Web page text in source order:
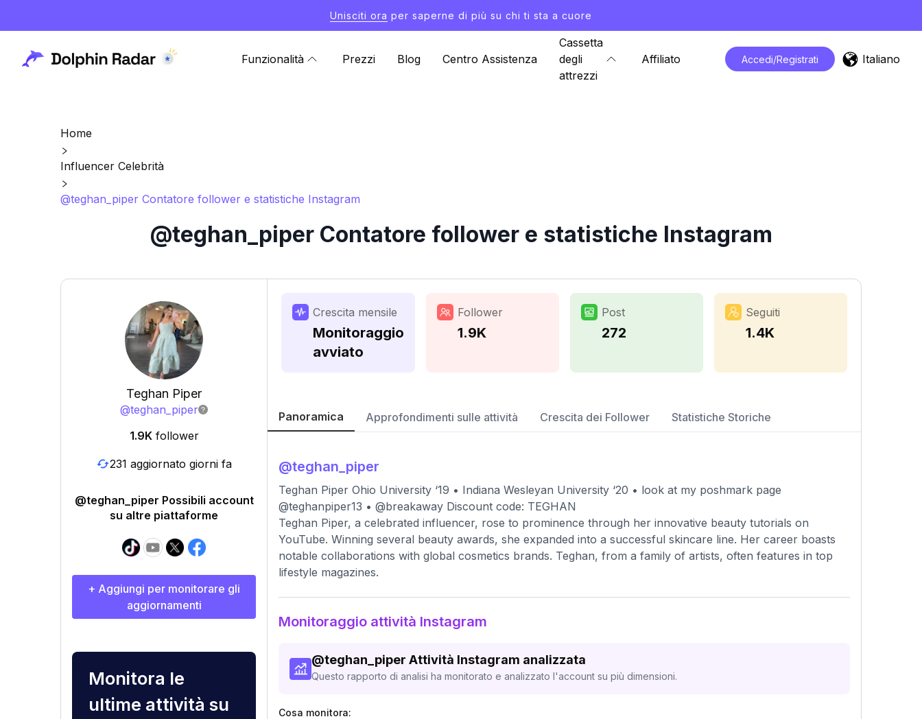
Unisciti ora per saperne di più su chi ti sta a cuore
Funzionalità Prezzi Blog Centro Assistenza
Cassetta
degli
attrezzi
Affiliato Accedi/Registrati Italiano
Home
Influencer Celebrità
@teghan_piper Contatore follower e statistiche Instagram
@teghan_piper Contatore follower e statistiche Instagram
Teghan Piper
@teghan_piper
1.9K follower
231 aggiornato giorni fa
@teghan_piper Possibili account
su altre piattaforme
+ Aggiungi per monitorare gli
aggiornamenti
Monitora le
ultime attività su
Crescita mensile
Monitoraggio
avviato
Follower
1.9K
Post
272
Seguiti
1.4K
Panoramica Approfondimenti sulle attività Crescita dei Follower Statistiche Storiche
@teghan_piper
Teghan Piper Ohio University ‘19 • Indiana Wesleyan University ‘20 • look at my poshmark page
@teghanpiper13 • @breakaway Discount code: TEGHAN
Teghan Piper, a celebrated influencer, rose to prominence through her innovative beauty tutorials on
YouTube. Winning several beauty awards, she expanded into a successful skincare line. Her career boasts
notable collaborations with global cosmetics brands. Teghan, from a family of artists, often features in top
lifestyle magazines.
Monitoraggio attività Instagram
@teghan_piper Attività Instagram analizzata
Questo rapporto di analisi ha monitorato e analizzato l'account su più dimensioni.
Cosa monitora: